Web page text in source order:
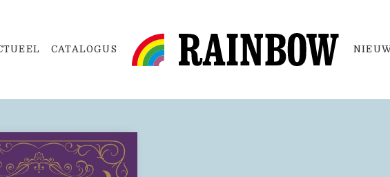
CATALOGUS